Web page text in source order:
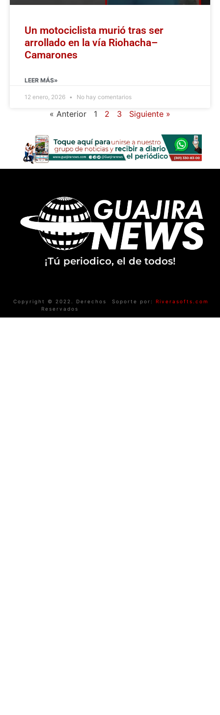
Un motociclista murió tras ser
arrollado en la vía Riohacha–
Camarones
LEER MÁS»
12 enero, 2026 No hay comentarios
« Anterior 1 2 3 Siguiente »
¡Tú periodico, el de todos!
Copyright © 2022. Derechos
Reservados
Soporte por: Riverasofts.com